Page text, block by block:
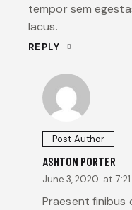
tempor sem
lacus.
REPLY
Post Author
ASHTON PORTER
June 3, 2020 at
Praesent finibus